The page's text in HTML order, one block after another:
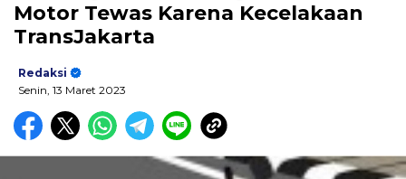
Motor Tewas Karena Kecelakaan
TransJakarta
Redaksi
Senin, 13 Maret 2023